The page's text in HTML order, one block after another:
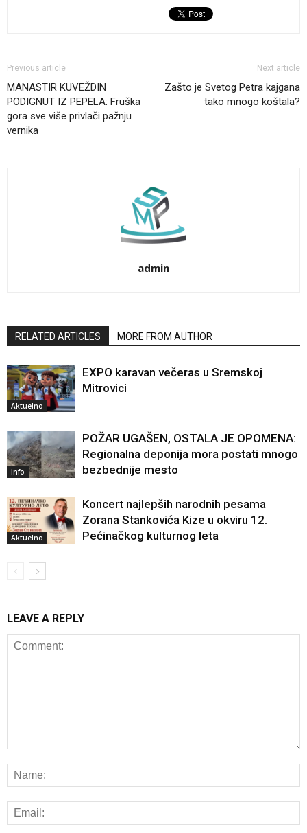
Previous article
MANASTIR KUVEŽDIN
PODIGNUT IZ PEPELA: Fruška
gora sve više privlači pažnju
vernika
Next article
Zašto je Svetog Petra kajgana
tako mnogo koštala?
admin
RELATED ARTICLES MORE FROM AUTHOR
Aktuelno
EXPO karavan večeras u Sremskoj
Mitrovici
Info
POŽAR UGAŠEN, OSTALA JE OPOMENA:
Regionalna deponija mora postati mnogo
bezbednije mesto
Aktuelno
Koncert najlepših narodnih pesama
Zorana Stankovića Kize u okviru 12.
Pećinačkog kulturnog leta
LEAVE A REPLY